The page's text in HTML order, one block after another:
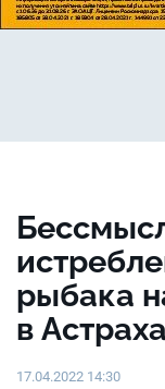
рыбака
в
17.04.2022 14:30